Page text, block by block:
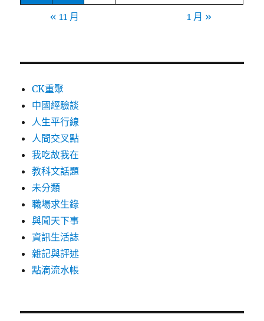
« 11 月 1 月 »
CK重聚
中國經驗談
人生平行線
人間交叉點
我吃故我在
教科文話題
未分類
職場求生錄
與聞天下事
資訊生活誌
雜記與評述
點滴流水帳